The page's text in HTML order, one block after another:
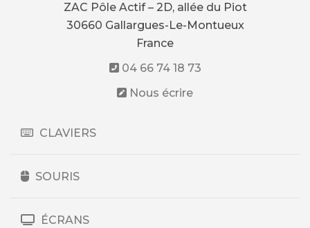
ZAC Pôle Actif – 2D, allée du Piot
30660 Gallargues-Le-Montueux
France
04 66 74 18 73
Nous écrire
CLAVIERS
SOURIS
ÉCRANS